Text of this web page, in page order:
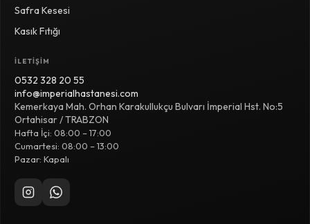
Safra Kesesi
Kasık Fıtığı
İLETIŞIM
0532 328 20 55
info@imperialhastanesi.com
Kemerkaya Mah. Orhan Karakullukçu Bulvarı İmperial Hst. No:5
Ortahisar / TRABZON
Hafta İçi: 08:00 – 17:00
Cumartesi: 08:00 – 13:00
Pazar: Kapalı